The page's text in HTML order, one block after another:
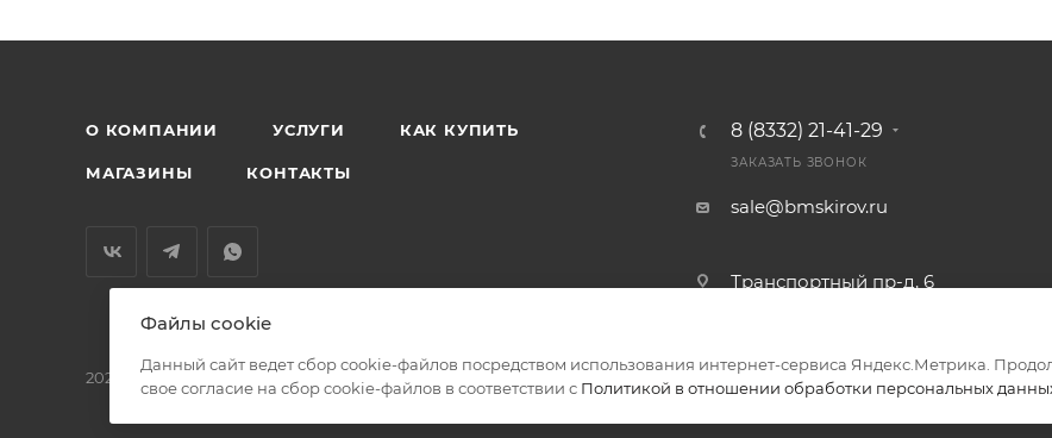
О КОМПАНИИ УСЛУГИ КАК КУПИТЬ
МАГАЗИНЫ КОНТАКТЫ
8 (8332) 21-41-29
ЗАКАЗАТЬ ЗВОНОК
sale@bmskirov.ru
Транспортный пр-д, 6
2026 © БМС - Магазин строительных и отделочных материалов
Файлы cookie
Данный сайт ведет сбор cookie-файлов посредством использования интернет-сервиса Яндекс.Метрика.
свое согласие на сбор cookie-файлов в соответствии с Политикой в отношении обработки персональных